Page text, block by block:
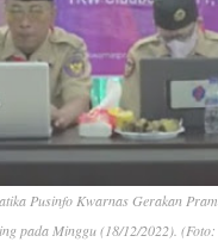
Pusinfo Kwarnas Gerakan
pada Minggu (18/12/2022).